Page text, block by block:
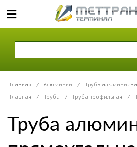
Главная / Алюминий /
Труба
Главная
/ Труба / Труба профильная /
Труба